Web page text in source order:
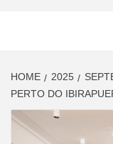
HOME 2025
PERTO DO